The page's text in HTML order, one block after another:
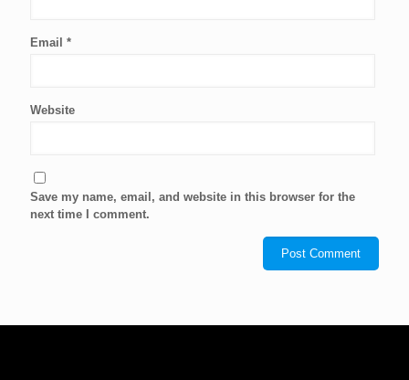
Email *
Website
Save my name, email, and website in this browser for the
next time I comment.